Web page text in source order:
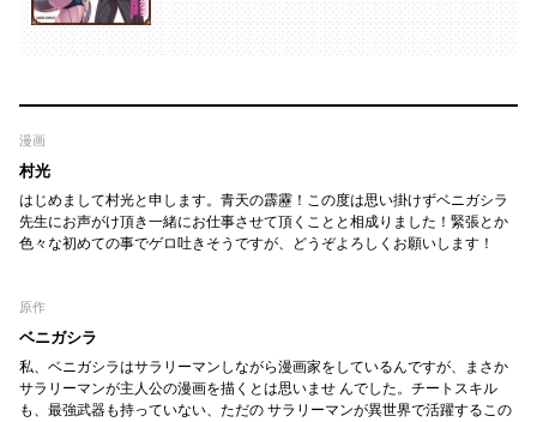
漫画
村光
はじめまして村光と申します。青天の霹靂！この度は思い掛けずベニガシラ
先生にお声がけ頂き一緒にお仕事させて頂くことと相成りました！緊張とか
色々な初めての事でゲロ吐きそうですが、どうぞよろしくお願いします！
原作
ベニガシラ
私、ベニガシラはサラリーマンしながら漫画家をしているんですが、まさか
サラリーマンが主人公の漫画を描くとは思いませ んでした。チートスキル
も、最強武器も持っていない、ただの サラリーマンが異世界で活躍するこの